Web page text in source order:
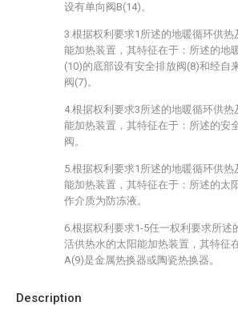
Description
设有单向阀B(14)。
3.根据权利要求1所述的地暖循环供热
能加热装置，其特征在于：所述的地
(10)的底部设有安全排放阀(8)和经自
阀(7)。
4.根据权利要求3所述的地暖循环供热
能加热装置，其特征在于：所述的安
阀。
5.根据权利要求1所述的地暖循环供热
能加热装置，其特征在于：所述的太
作介质为防冻液。
6.根据权利要求1-5任一权利要求所述
活供热水的太阳能加热装置，其特征
A(9)是金属热换器或陶瓷热换器。